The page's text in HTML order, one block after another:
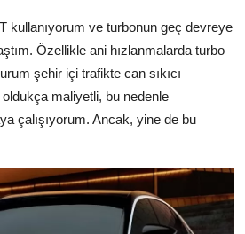
kullanıyorum ve turbonun geç devreye
Özellikle ani hızlanmalarda turbo
şehir içi trafikte can sıkıcı
maliyetli, bu nedenle
çalışıyorum. Ancak, yine de bu